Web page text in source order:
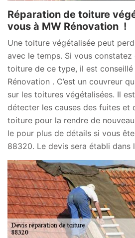
Réparation de toiture
vous à MW Rénovation !
Une toiture végétalisée peut
avec le temps. Si vous
toiture de ce type, il est
Rénovation . C’est un couvreur
sur les toitures végétalisées. Il
détecter les causes des fuites et
toiture pour la rendre de
le pour plus de détails si vous
88320. Le devis sera établi dans